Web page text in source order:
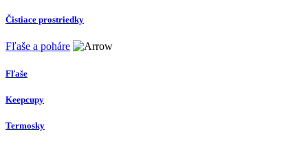
Čistiace prostriedky
Fľaše a poháre
Fľaše
Keepcupy
Termosky